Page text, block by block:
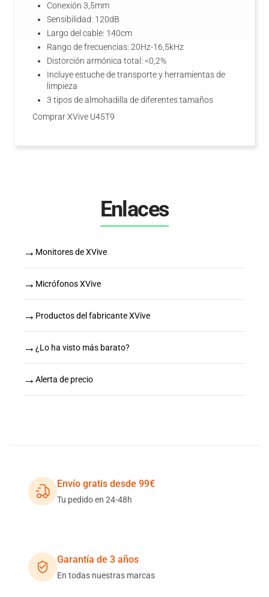
Conexión 3,5mm
Sensibilidad: 120dB
Largo del cable: 140cm
Rango de frecuencias: 20Hz-16,5kHz
Distorción armónica total: <0,2%
Incluye estuche de transporte y herramientas de
limpieza
3 tipos de almohadilla de diferentes tamaños
Comprar XVive U45T9
Enlaces
→ Monitores de XVive
→ Micrófonos XVive
→ Productos del fabricante XVive
→ ¿Lo ha visto más barato?
→ Alerta de precio
Envío gratis desde 99€
Tu pedido en 24-48h
Garantía de 3 años
En todas nuestras marcas